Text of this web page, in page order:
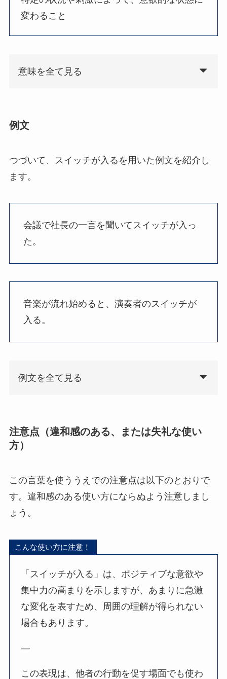
変わること
意味を全て見る
例文
つづいて、スイッチが入るを用いた例文を紹介し
ます。
会議で社長の一言を聞いてスイッチが入っ
た。
音楽が流れ始めると、演奏者のスイッチが
入る。
例文を全て見る
注意点（違和感のある、または失礼な使い
方）
この言葉を使ううえでの注意点は以下のとおりで
す。違和感のある使い方にならぬよう注意しまし
ょう。
こんな使い方に注意！
「スイッチが入る」は、ポジティブな意欲や
集中力の高まりを示しますが、あまりに急激
な変化を表すため、周囲の理解が得られない
場合もあります。
—
この表現は、他者の行動を促す場面でも使わ